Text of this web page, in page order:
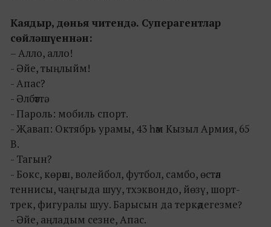
Каядыр, дөнья читендә. Суперагентлар
сөйләшүеннән:
– Алло, алло!
- Әйе, тыңлыйм!
- Апас?
- Әлбәттә.
- Пароль: мобиль спорт.
- Җавап: Октябрь урамы, 43 һәм Кызыл Армия, 65
В.
- Тагын?
- Бокс, көрәш, волейбол, футбол, самбо, өстәл
теннисы, чаңгыда шуу, тхэквондо, йөзү, шорт-
трек, фигуралы шуу. Барысын да теркәдегезме?
- Әйе, аңладым сезне, Апас.